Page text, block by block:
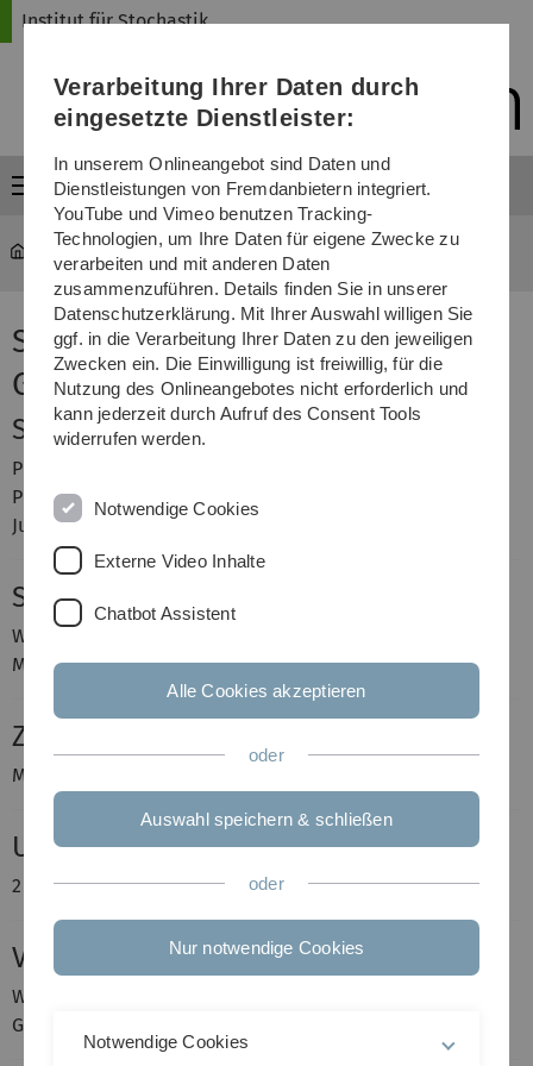
Direkt
Direkt
Direkt
(Sprache,
Drucken,
Media)
Direkt
Direkt
Institut für Stochastik
Menü
mawi-stochastik Seminar stabile Zufallsprozesse
Seminar Stochastische
Geometrie
Seminarleiter
Prof. Dr. Evgeny Spodarev
Prof. Dr. Volker Schmidt
Jun.-Prof. Dr. Zakhar Kabluchko
Seminarbetreuer
Wolfgang Karcher
Malte Spiess
Zeit und Ort
Montag 14-16 Uhr in He E20
Umfang
2 Semesterwochenstunden
Voraussetzungen
Wahrscheinlichkeitsrechnung und Vorlesungen des
Grundstudiums
Verarbeitung Ihrer Daten durch
eingesetzte Dienstleister:
In unserem Onlineangebot sind Daten und
Dienstleistungen von Fremdanbietern integriert.
YouTube und Vimeo benutzen Tracking-
Technologien, um Ihre Daten für eigene Zwecke zu
verarbeiten und mit anderen Daten
zusammenzuführen. Details finden Sie in unserer
Datenschutzerklärung. Mit Ihrer Auswahl willigen Sie
ggf. in die Verarbeitung Ihrer Daten zu den jeweiligen
Zwecken ein. Die Einwilligung ist freiwillig, für die
Nutzung des Onlineangebotes nicht erforderlich und
kann jederzeit durch Aufruf des Consent Tools
widerrufen werden.
Notwendige Cookies
Externe Video Inhalte
Chatbot Assistent
Alle Cookies akzeptieren
oder
Auswahl speichern & schließen
oder
Nur notwendige Cookies
Notwendige Cookies